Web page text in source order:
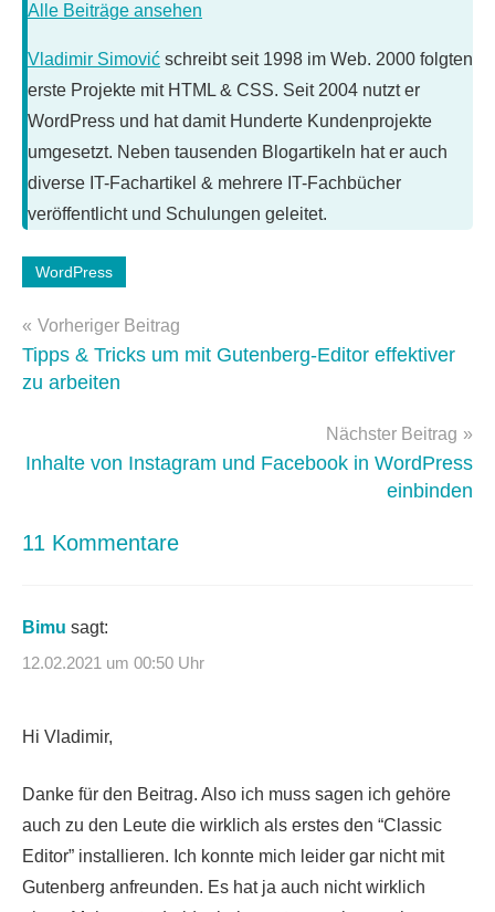
Alle Beiträge ansehen
Vladimir Simović schreibt seit 1998 im Web. 2000 folgten
erste Projekte mit HTML & CSS. Seit 2004 nutzt er
WordPress und hat damit Hunderte Kundenprojekte
umgesetzt. Neben tausenden Blogartikeln hat er auch
diverse IT-Fachartikel & mehrere IT-Fachbücher
veröffentlicht und Schulungen geleitet.
Schlagwörter:
Gutenberg
WordPress
Beitragsnavigation
Vorheriger Beitrag
Tipps & Tricks um mit Gutenberg-Editor effektiver
zu arbeiten
Nächster Beitrag
Inhalte von Instagram und Facebook in WordPress
einbinden
11 Kommentare
Bimu sagt:
12.02.2021 um 00:50 Uhr
Hi Vladimir,
Danke für den Beitrag. Also ich muss sagen ich gehöre
auch zu den Leute die wirklich als erstes den “Classic
Editor” installieren. Ich konnte mich leider gar nicht mit
Gutenberg anfreunden. Es hat ja auch nicht wirklich